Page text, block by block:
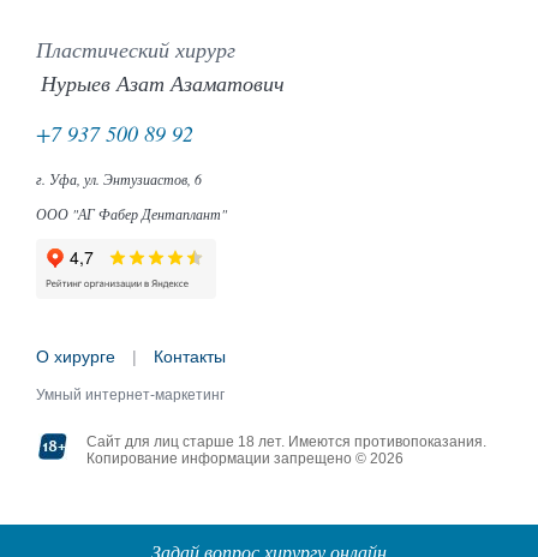
Пластический хирург
Нурыев Азат Азаматович
+7 937 500 89 92
г. Уфа, ул. Энтузиастов, 6
ООО "АГ Фабер Дентаплант"
О хирурге | Контакты
Умный интернет-маркетинг
Сайт для лиц старше 18 лет. Имеются противопоказания.
Копирование информации запрещено © 2026
Задай вопрос хирургу онлайн